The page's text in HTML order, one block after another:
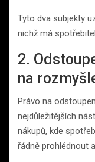
Tyto dva subjekty
nichž má
2.
na
Právo na
nejdůležitějších
nákupů, kde
řádně prohlédnout